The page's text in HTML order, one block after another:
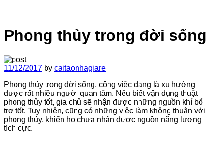
Phong thủy trong đời sống
11/12/2017 by caitaonhagiare
Phong thủy trong đời sống, công việc đang là xu hướng
được rất nhiều người quan tâm. Nếu biết vận dụng thuật
phong thủy tốt, gia chủ sẽ nhận được những nguồn khí bổ
trợ tốt. Tuy nhiên, cũng có những việc làm không thuận với
phong thủy, khiến họ chưa nhận được nguồn năng lượng
tích cực.